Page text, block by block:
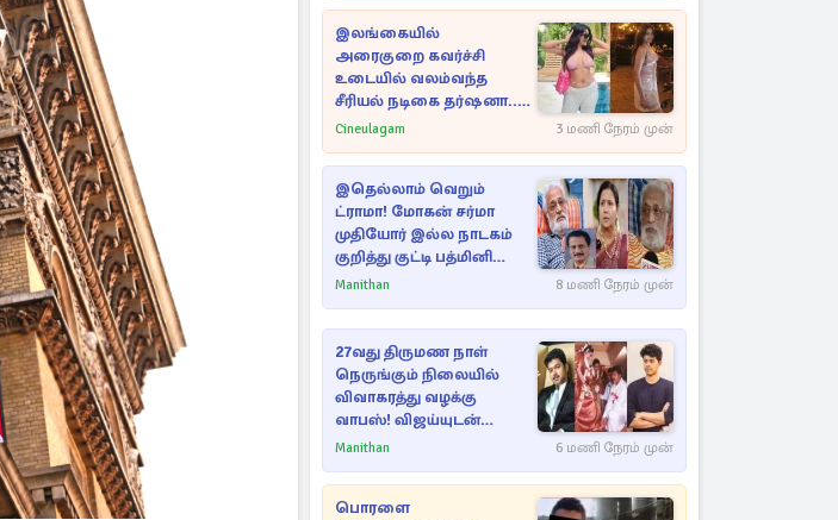
இலங்கையில்
அரைகுறை கவர்ச்சி
உடையில் வலம்வந்த
சீரியல் நடிகை தர்ஷனா...
அவரே வெளியிட்ட
Cineulagam 3 மணி நேரம் முன்
இதெல்லாம் வெறும்
ட்ராமா! மோகன் சர்மா
முதியோர் இல்ல நாடகம்
குறித்து குட்டி பத்மினி
பரபரப்பு பேட்டி
Manithan 8 மணி நேரம் முன்
27வது திருமண நாள்
நெருங்கும் நிலையில்
விவாகரத்து வழக்கு
வாபஸ்! விஜய்யுடன்
மீண்டும் இணைவாரா?
Manithan 6 மணி நேரம் முன்
பொரளை